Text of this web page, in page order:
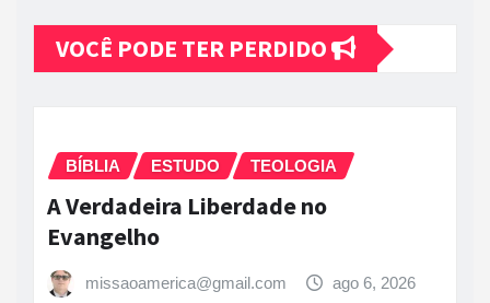
VOCÊ PODE TER PERDIDO
BÍBLIA ESTUDO TEOLOGIA
A Verdadeira Liberdade no
Evangelho
missaoamerica@gmail.com ago 6, 2026